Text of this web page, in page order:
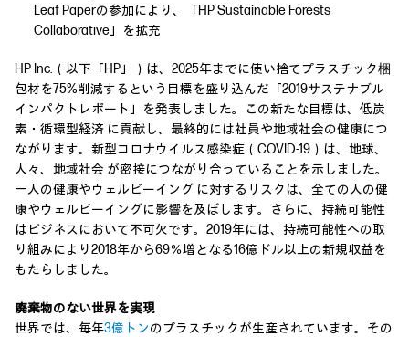
Leaf Paperの参加により、「HP Sustainable Forests
Collaborative」を拡充
HP Inc.（以下「HP」）は、2025年までに使い捨てプラスチック梱
包材を75%削減するという目標を盛り込んだ「2019サステナブル
インパクトレポート」を発表しました。この新たな目標は、低炭
素・循環型経済 に貢献し、最終的には社員や地域社会の健康につ
ながります。新型コロナウイルス感染症（COVID-19）は、地球、
人々、地域社会 が密接につながり合っていることを示しました。
一人の健康やウェルビーイング に対するリスクは、全ての人の健
康やウェルビーイングに影響を及ぼします。さらに、持続可能性
はビジネスにおいて不可欠です。2019年には、持続可能性への取
り組みにより2018年から69％増となる16億ドル以上の新規収益を
もたらしました。
廃棄物のない世界を実現
世界では、毎年3億トンのプラスチックが生産されています。その